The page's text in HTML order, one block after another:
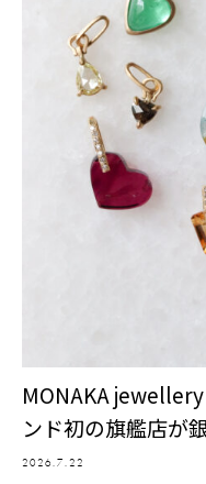
MONAKA
ンド初の旗艦店が
2026.7.22